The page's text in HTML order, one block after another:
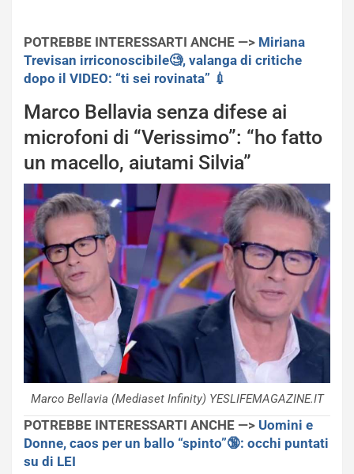
POTREBBE INTERESSARTI ANCHE —> Miriana
Trevisan irriconoscibile🧐, valanga di critiche
dopo il VIDEO: “ti sei rovinata” 💉
Marco Bellavia senza difese ai
microfoni di “Verissimo”: “ho fatto
un macello, aiutami Silvia”
Marco Bellavia (Mediaset Infinity) YESLIFEMAGAZINE.IT
POTREBBE INTERESSARTI ANCHE —> Uomini e
Donne, caos per un ballo “spinto”🔞: occhi puntati
su di LEI